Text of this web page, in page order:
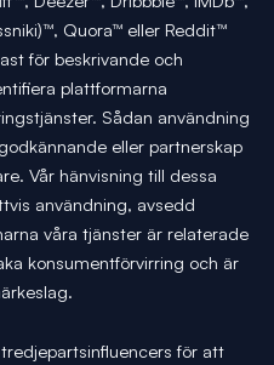
Quora™ eller Reddit™
för beskrivande och
plattformarna
Sådan användning
eller partnerskap
Vår hänvisning till dessa
användning, avsedd
våra tjänster är relaterade
konsumentförvirring och är
för att